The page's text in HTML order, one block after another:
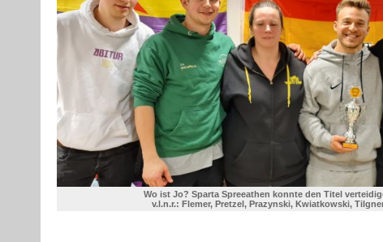
Wo ist Jo? Sparta Spreeathen konnte den Titel
v.l.n.r.: Flemer, Pretzel, Prazynski, Kwiatkowski,